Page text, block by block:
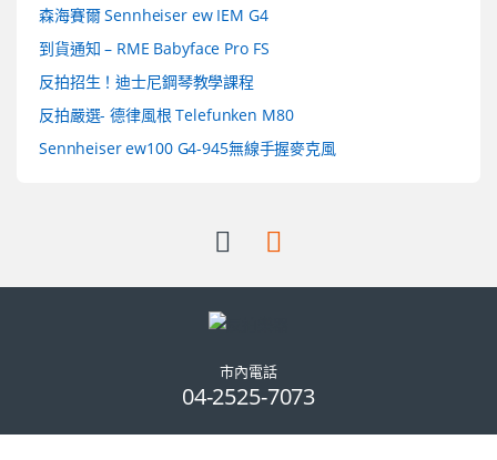
森海賽爾 Sennheiser ew IEM G4
到貨通知 – RME Babyface Pro FS
反拍招生！迪士尼鋼琴教學課程
反拍嚴選- 德律風根 Telefunken M80
Sennheiser ew100 G4-945無線手握麥克風
市內電話
04-2525-7073